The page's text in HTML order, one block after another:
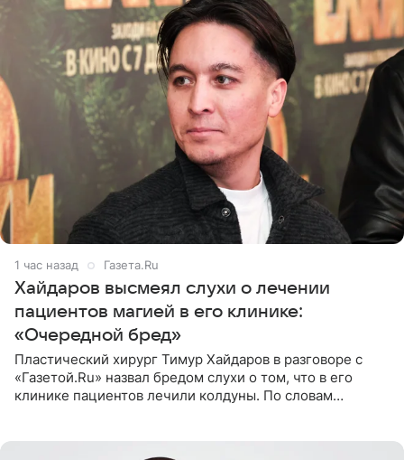
1 час назад Газета.Ru
Хайдаров высмеял слухи о лечении
пациентов магией в его клинике:
«Очередной бред»
Пластический хирург Тимур Хайдаров в разговоре с
«Газетой.Ru» назвал бредом слухи о том, что в его
клинике пациентов лечили колдуны. По словам